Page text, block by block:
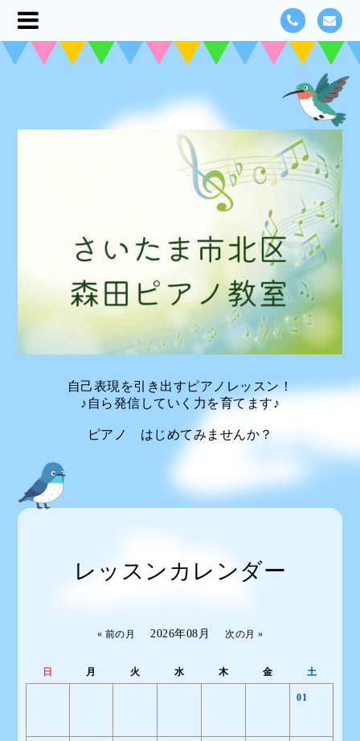
自己表現を引き出すピアノレッスン！
♪自ら発信していく力を育てます♪
ピアノ はじめてみませんか？
レッスンカレンダー
« 前の月 2026年08月 次の月 »
日 月 火 水 木 金 土
01